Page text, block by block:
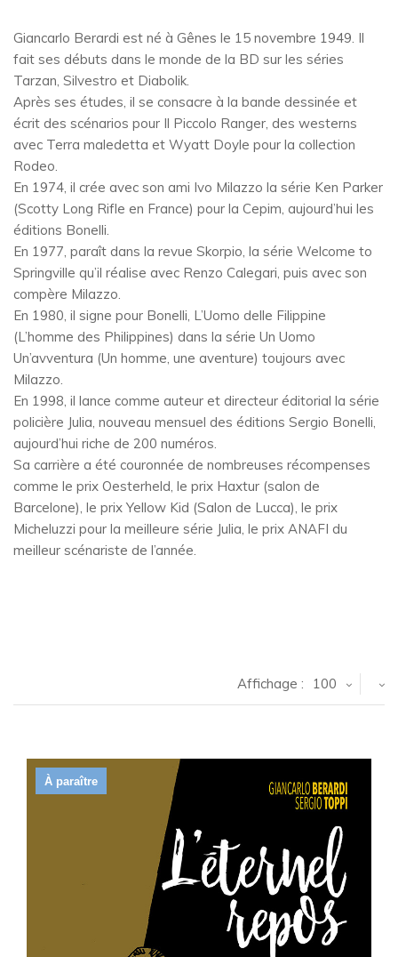
Giancarlo Berardi est né à Gênes le 15 novembre 1949. Il
fait ses débuts dans le monde de la BD sur les séries
Tarzan, Silvestro et Diabolik.
Après ses études, il se consacre à la bande dessinée et
écrit des scénarios pour Il Piccolo Ranger, des westerns
avec Terra maledetta et Wyatt Doyle pour la collection
Rodeo.
En 1974, il crée avec son ami Ivo Milazzo la série Ken Parker
(Scotty Long Rifle en France) pour la Cepim, aujourd’hui les
éditions Bonelli.
En 1977, paraît dans la revue Skorpio, la série Welcome to
Springville qu’il réalise avec Renzo Calegari, puis avec son
compère Milazzo.
En 1980, il signe pour Bonelli, L’Uomo delle Filippine
(L’homme des Philippines) dans la série Un Uomo
Un’avventura (Un homme, une aventure) toujours avec
Milazzo.
En 1998, il lance comme auteur et directeur éditorial la série
policière Julia, nouveau mensuel des éditions Sergio Bonelli,
aujourd’hui riche de 200 numéros.
Sa carrière a été couronnée de nombreuses récompenses
comme le prix Oesterheld, le prix Haxtur (salon de
Barcelone), le prix Yellow Kid (Salon de Lucca), le prix
Micheluzzi pour la meilleure série Julia, le prix ANAFI du
meilleur scénariste de l’année.
Affichage : 100
À paraître